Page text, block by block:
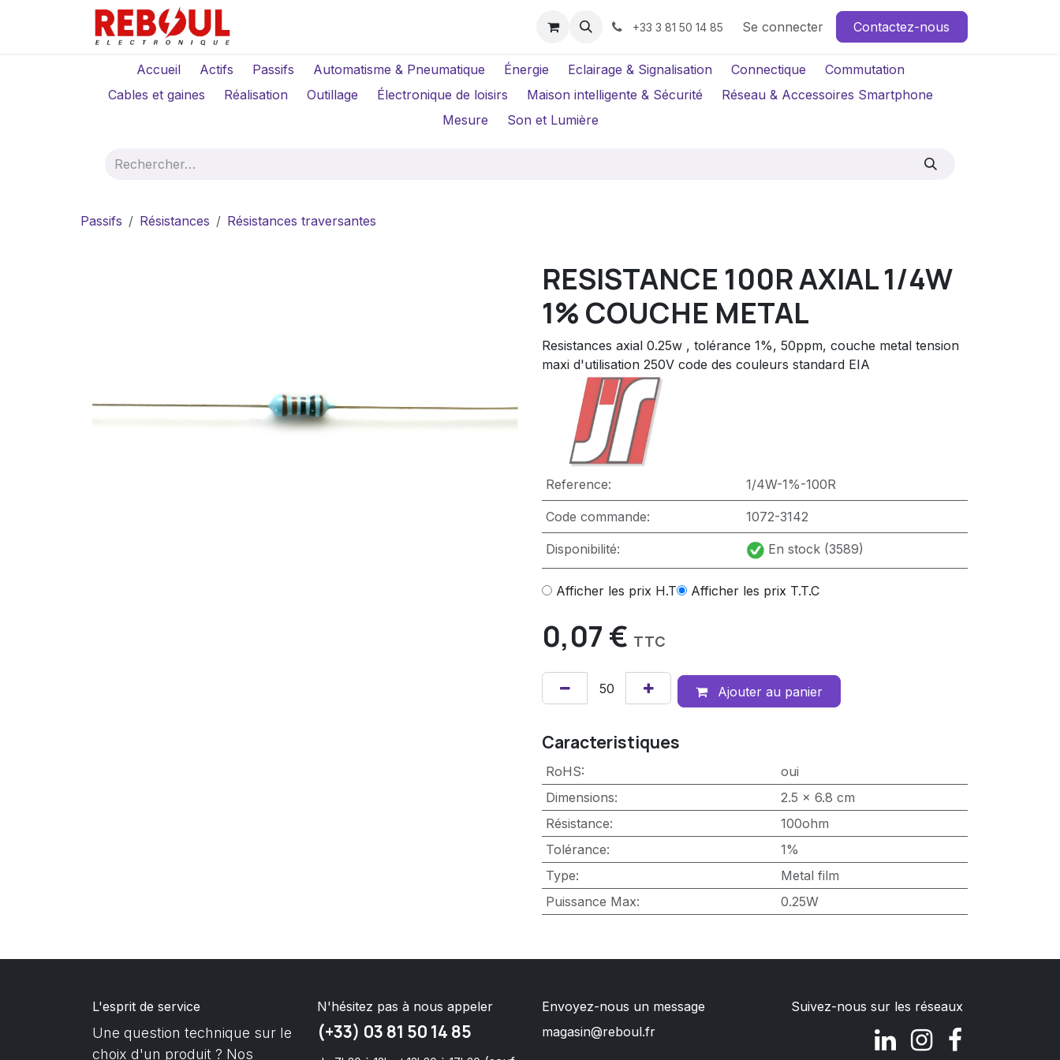
Se rendre au contenu
Location Caméras +33 3 81 50 14 85 Se connecter Contactez-nous
Accueil Actifs Passifs Automatisme & Pneumatique Énergie Eclairage & Signalisation Connectique
Commutation
Cables et gaines
Réalisation Outillage Électronique de loisirs Maison intelligente & Sécurité
Réseau & Accessoires Smartphone
Mesure
Son et Lumière
Passifs Résistances Résistances traversantes
RESISTANCE 100R AXIAL 1/4W
1% COUCHE METAL
Resistances axial 0.25w , tolérance 1%, 50ppm, couche metal tension
maxi d'utilisation 250V code des couleurs standard EIA
Reference: 1/4W-1%-100R
Code commande: 1072-3142
Disponibilité: En stock (3589)
Afficher les prix H.T Afficher les prix T.T.C
0,07 € TTC
Ajouter au panier
Caracteristiques
RoHS:
oui
Dimensions:
2.5 x 6.8 cm
Résistance:
100ohm
Tolérance:
1%
Type:
Metal film
Puissance Max: 0.25W
L'esprit de service
Une question technique sur le
choix d'un produit ? Nos
N'hésitez pas à nous appeler
(+33) 03 81 50 14 85
Envoyez-nous un message
magasin@reboul.fr
Suivez-nous sur les réseaux